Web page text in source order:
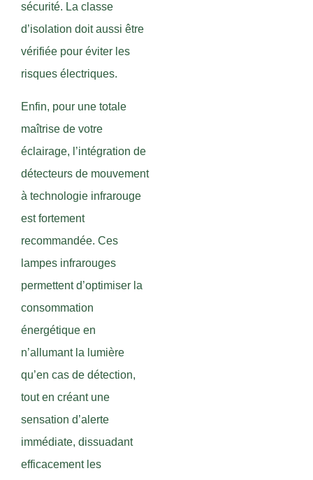
sécurité. La classe
d’isolation doit aussi être
vérifiée pour éviter les
risques électriques.
Enfin, pour une totale
maîtrise de votre
éclairage, l’intégration de
détecteurs de mouvement
à technologie infrarouge
est fortement
recommandée. Ces
lampes infrarouges
permettent d’optimiser la
consommation
énergétique en
n’allumant la lumière
qu’en cas de détection,
tout en créant une
sensation d’alerte
immédiate, dissuadant
efficacement les